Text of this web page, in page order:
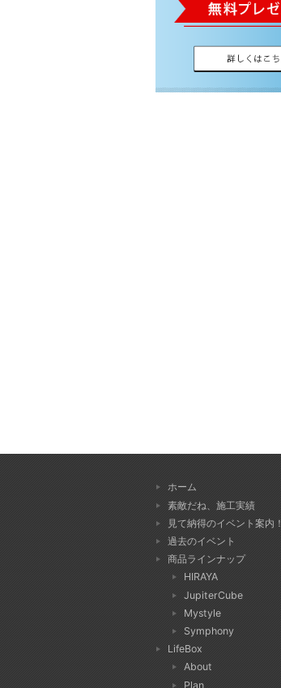
ホーム
素敵だね、施工実績
見て納得のイベント案内！
過去のイベント
商品ラインナップ
HIRAYA
JupiterCube
Mystyle
Symphony
LifeBox
About
Plan